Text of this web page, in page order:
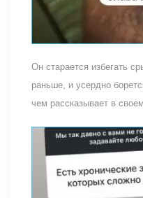
Он старается избегать
раньше, и усердно
чем рассказывает в